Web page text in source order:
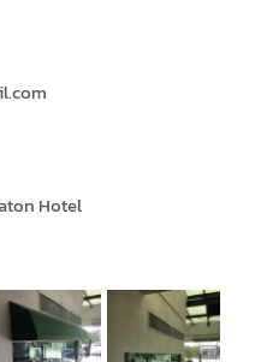
Hotel